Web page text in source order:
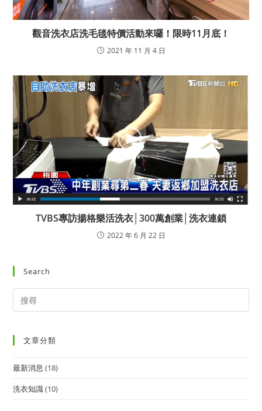
觀音洗衣店洗毛毯特價活動來囉！限時11月底！
2021 年 11 月 4 日
TVBS專訪揚格樂活洗衣│300萬創業│洗衣連鎖
2022 年 6 月 22 日
Search
文章分類
最新消息 (18)
洗衣知識(10)